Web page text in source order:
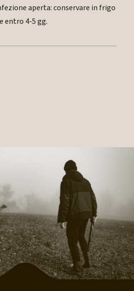
aperta: conservare in frigo
entro 4-5 gg.